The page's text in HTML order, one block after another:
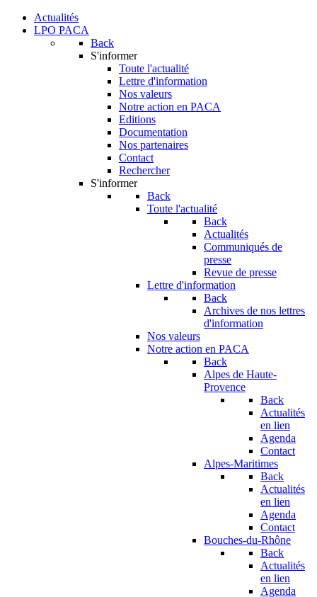
Actualités
LPO PACA
Back
S'informer
Toute l'actualité
Lettre d'information
Nos valeurs
Notre action en PACA
Editions
Documentation
Nos partenaires
Contact
Rechercher
S'informer
Back
Toute l'actualité
Back
Actualités
Communiqués de
presse
Revue de presse
Lettre d'information
Back
Archives de nos lettres
d'information
Nos valeurs
Notre action en PACA
Back
Alpes de Haute-
Provence
Back
Actualités
en lien
Agenda
Contact
Alpes-Maritimes
Back
Actualités
en lien
Agenda
Contact
Bouches-du-Rhône
Back
Actualités
en lien
Agenda